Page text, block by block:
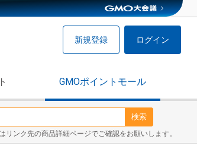
新規登録 ログイン
GMOポイントモール
検索
ンク先の商品詳細ページでご確認をお願いします。